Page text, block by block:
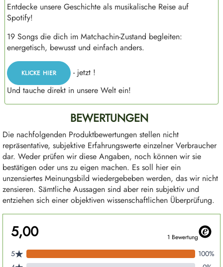
Entdecke unsere Geschichte als musikalische Reise auf
Spotify!
19 Songs die dich im Matchachin-Zustand begleiten:
energetisch, bewusst und einfach anders.
KLICKE HIER
- jetzt !
Und tauche direkt in unsere Welt ein!
BEWERTUNGEN
Die nachfolgenden Produktbewertungen stellen nicht
repräsentative, subjektive Erfahrungswerte einzelner Verbraucher
dar. Weder prüfen wir diese Angaben, noch können wir sie
bestätigen oder uns zu eigen machen. Es soll hier ein
unzensiertes Meinungsbild wiedergebeben werden, das wir nicht
zensieren. Sämtliche Aussagen sind aber rein subjektiv und
entziehen sich einer objektiven wissenschaftlichen Überprüfung.